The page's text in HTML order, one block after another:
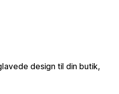
design til din butik,